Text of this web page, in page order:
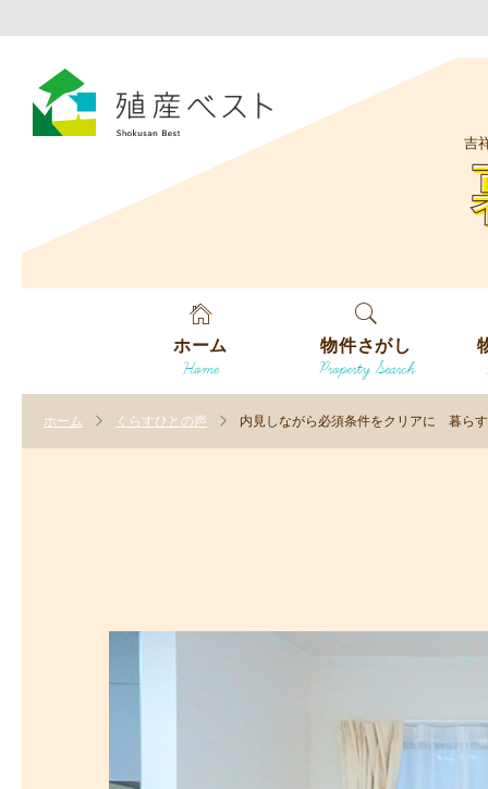
吉
ホーム
Home
物件さがし
Property Search
す
ホーム くらすひとの声 内見しながら必須条件をクリアに 暮ら